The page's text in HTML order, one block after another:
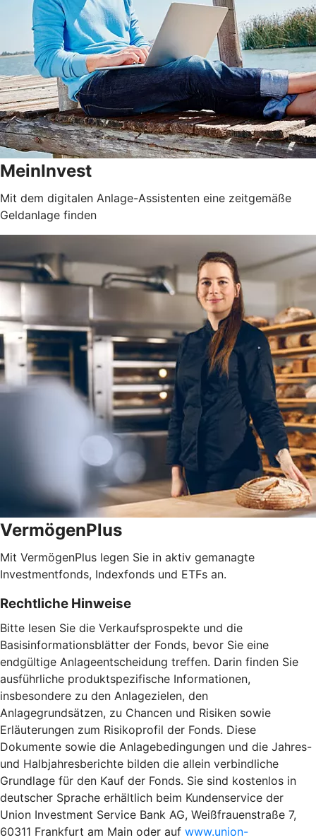
MeinInvest
Mit dem digitalen Anlage-Assistenten eine zeitgemäße
Geldanlage finden
VermögenPlus
Mit VermögenPlus legen Sie in aktiv gemanagte
Investmentfonds, Indexfonds und ETFs an.
Rechtliche Hinweise
Bitte lesen Sie die Verkaufsprospekte und die
Basisinformationsblätter der Fonds, bevor Sie eine
endgültige Anlageentscheidung treffen. Darin finden Sie
ausführliche produktspezifische Informationen,
insbesondere zu den Anlagezielen, den
Anlagegrundsätzen, zu Chancen und Risiken sowie
Erläuterungen zum Risikoprofil der Fonds. Diese
Dokumente sowie die Anlagebedingungen und die Jahres-
und Halbjahresberichte bilden die allein verbindliche
Grundlage für den Kauf der Fonds. Sie sind kostenlos in
deutscher Sprache erhältlich beim Kundenservice der
Union Investment Service Bank AG, Weißfrauenstraße 7,
60311 Frankfurt am Main oder auf www.union-